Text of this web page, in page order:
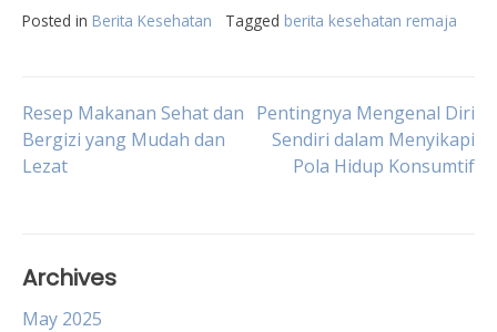
Posted in Berita Kesehatan Tagged berita kesehatan remaja
Post
navigation
Resep Makanan Sehat dan
Bergizi yang Mudah dan
Lezat
Pentingnya Mengenal Diri
Sendiri dalam Menyikapi
Pola Hidup Konsumtif
Archives
May 2025